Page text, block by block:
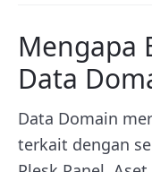
Mengapa
Data
Data Domain
terkait dengan